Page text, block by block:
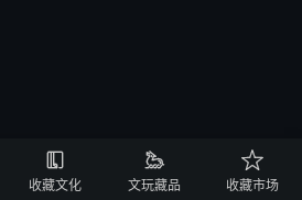

收藏文化

文玩藏品

收藏市场